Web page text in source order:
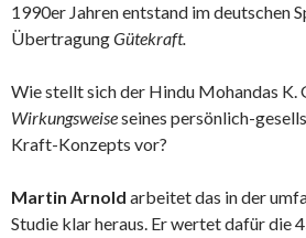
1990er Jahren entstand im deutschen
ÜbertragungGütekraft.
Wie stellt sich der Hindu Mohandas K.
Wirkungsweiseseines persönlich-
Kraft-Konzepts vor?
Martin Arnold arbeitet das in der
Studie klar heraus. Er wertet dafür die